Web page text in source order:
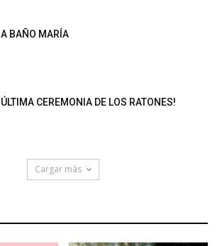
A BAÑO MARÍA
ÚLTIMA CEREMONIA DE LOS RATONES!
Cargar más